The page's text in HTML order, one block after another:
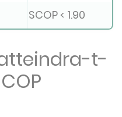
SCOP < 1.90
t-